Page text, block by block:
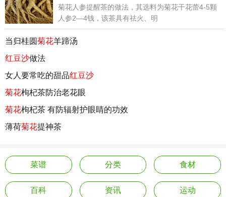
菊花人参提醒茶的做法，其选料为菊花干花蕾4-5颗
人参2—4钱，该茶具有祛火、明
当归桂圆菊花羊蹄汤
红豆沙做法
女人要常吃的甜品红豆沙
菊花枸杞茶防治老花眼
菊花枸杞茶 有防辐射护眼睛的功效
薄荷菊花提神茶
菜谱 分类 食材
百科 资讯 运动